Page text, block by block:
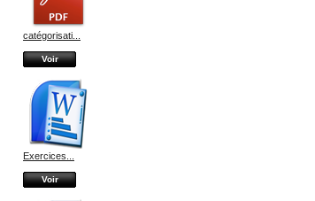
catégorisati...
Voir
Exercices...
Voir